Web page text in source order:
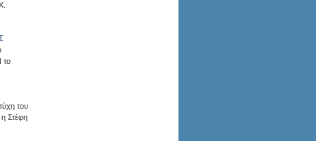
το
του
η Στέφη